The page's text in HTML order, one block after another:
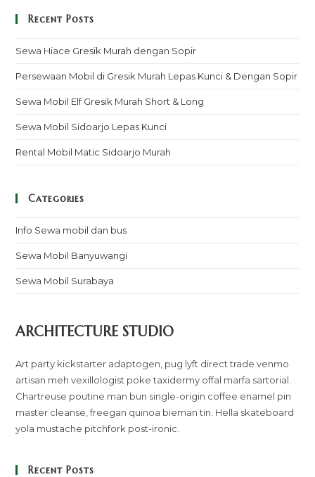
Recent Posts
Sewa Hiace Gresik Murah dengan Sopir
Persewaan Mobil di Gresik Murah Lepas Kunci & Dengan Sopir
Sewa Mobil Elf Gresik Murah Short & Long
Sewa Mobil Sidoarjo Lepas Kunci
Rental Mobil Matic Sidoarjo Murah
Categories
Info Sewa mobil dan bus
Sewa Mobil Banyuwangi
Sewa Mobil Surabaya
ARCHITECTURE STUDIO
Art party kickstarter adaptogen, pug lyft direct trade venmo
artisan meh vexillologist poke taxidermy offal marfa sartorial.
Chartreuse poutine man bun single-origin coffee enamel pin
master cleanse, freegan quinoa bieman tin. Hella skateboard
yola mustache pitchfork post-ironic.
Recent Posts